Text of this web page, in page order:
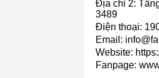
Địa chỉ 2:
3489
Điện thoại:
Email:
Website:
Fanpage: